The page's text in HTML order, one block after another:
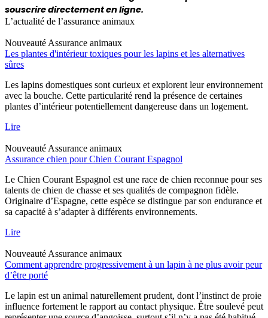
souscrire directement en ligne.
L’actualité de l’assurance animaux
Nouveauté Assurance animaux
Les plantes d'intérieur toxiques pour les lapins et les alternatives
sûres
Les lapins domestiques sont curieux et explorent leur environnement
avec la bouche. Cette particularité rend la présence de certaines
plantes d’intérieur potentiellement dangereuse dans un logement.
Lire
Nouveauté Assurance animaux
Assurance chien pour Chien Courant Espagnol
Le Chien Courant Espagnol est une race de chien reconnue pour ses
talents de chien de chasse et ses qualités de compagnon fidèle.
Originaire d’Espagne, cette espèce se distingue par son endurance et
sa capacité à s’adapter à différents environnements.
Lire
Nouveauté Assurance animaux
Comment apprendre progressivement à un lapin à ne plus avoir peur
d’être porté
Le lapin est un animal naturellement prudent, dont l’instinct de proie
influence fortement le rapport au contact physique. Être soulevé peut